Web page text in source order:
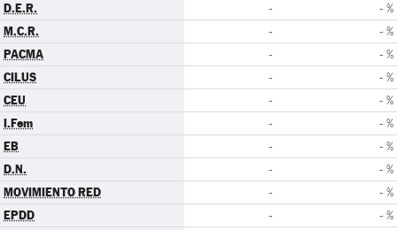
D.E.R. - - %
M.C.R. - - %
PACMA - - %
CILUS - - %
CEU - - %
I.Fem - - %
EB - - %
D.N. - - %
MOVIMIENTO RED - - %
EPDD - - %